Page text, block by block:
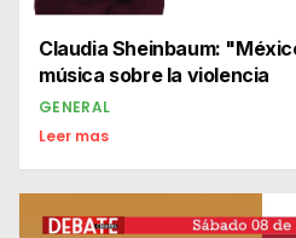
Claudia Sheinbaum:
música sobre la violencia
GENERAL
Leer mas